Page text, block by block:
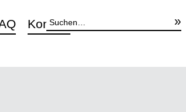
Kontakt
Suche